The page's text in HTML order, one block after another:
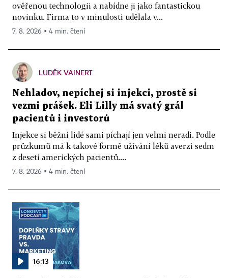
ověřenou technologii a nabídne ji jako fantastickou
novinku. Firma to v minulosti udělala v...
7. 8. 2026 ▪ 4 min. čtení
LUDĚK VAINERT
Nehladov, nepíchej si injekci, prostě si
vezmi prášek. Eli Lilly má svatý grál
pacientů i investorů
Injekce si běžní lidé sami píchají jen velmi neradi. Podle
průzkumů má k takové formě užívání léků averzi sedm
z deseti amerických pacientů....
7. 8. 2026 ▪ 4 min. čtení
16:13